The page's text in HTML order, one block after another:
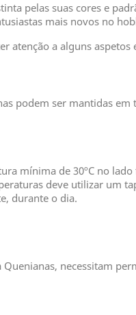
pelas suas cores e
mais novos no
atenção a alguns
podem ser mantidas
mínima de 30ºC no
deve utilizar um
durante o dia.
necessitam